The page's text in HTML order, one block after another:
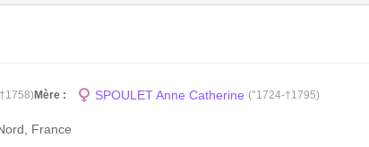
Mère : SPOULET Anne Catherine (°1724-†1795)
France